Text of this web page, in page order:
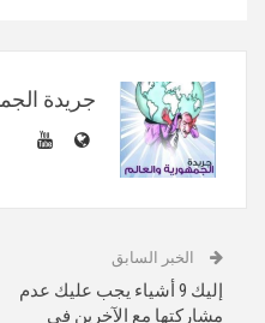
جريدة
الخبر السابق
إليك 9 أشياء يجب عليك عدم
مشاركتها مع الآخرين في